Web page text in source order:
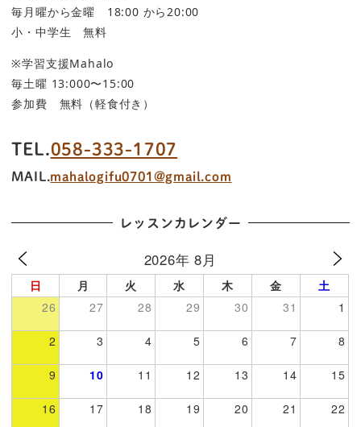
毎月曜から金曜 18:00 から20:00
小・中学生 無料
※学習支援Mahalo
毎土曜 13:000〜15:00
参加費 無料（軽食付き）
TEL.058-333-1707
MAIL.mahalogifu0701@gmail.com
レッスンカレンダー
2026年 8月
日 月 火 水 木 金
土
26
27 28 29 30 31 1
2 3 4 5 6 7 8
9 10 11 12 13 14 15
16 17 18 19 20 21 22